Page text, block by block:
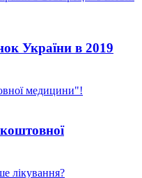
України в 2019